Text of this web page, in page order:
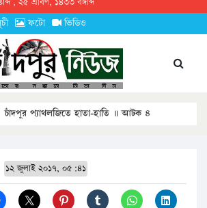
ফটো ভিডিও
চাঁদপুর প্যাথলজিতে হাতা-হাতি ॥ আটক ৪
১২ জুলাই ২০১৭, ০৫:৪১